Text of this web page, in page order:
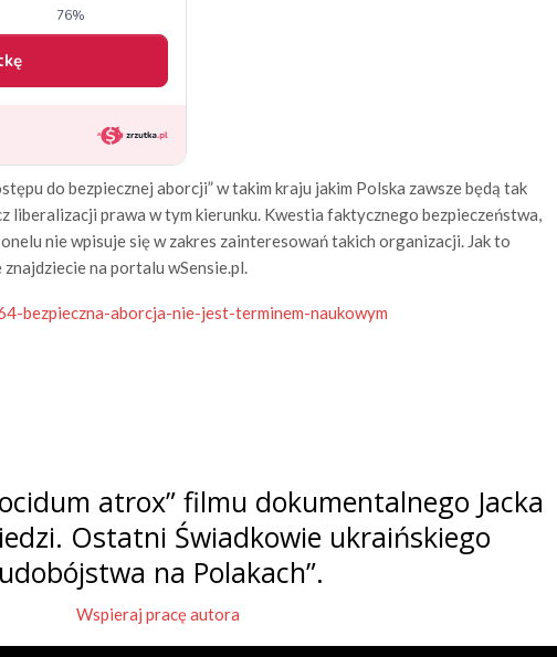
do bezpiecznej aborcji” w takim kraju jakim Polska zawsze będą tak
liberalizacji prawa w tym kierunku. Kwestia faktycznego bezpieczeństwa,
nie wpisuje się w zakres zainteresowań takich organizacji. Jak to
na portalu wSensie.pl.
bezpieczna-aborcja-nie-jest-terminem-naukowym
atrox” filmu dokumentalnego Jacka
Ostatni Świadkowie ukraińskiego
na Polakach”.
Wspieraj pracę autora